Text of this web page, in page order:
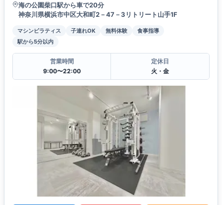
海の公園柴口駅から車で20分
神奈川県横浜市中区大和町2－47－3リトリート山手1F
マシンピラティス 子連れOK 無料体験
食事指導
駅から5分以内
営業時間
9:00〜22:00
定休日
火・金